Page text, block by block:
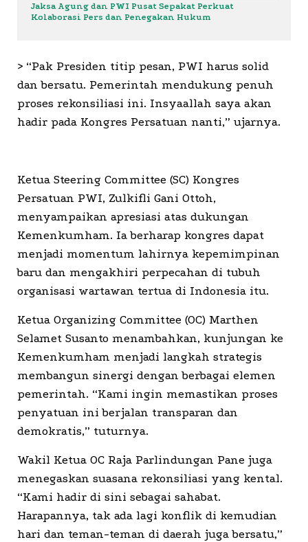
Jaksa Agung dan PWI Pusat Sepakat Perkuat
Kolaborasi Pers dan Penegakan Hukum
> “Pak Presiden titip pesan, PWI harus solid
dan bersatu. Pemerintah mendukung penuh
proses rekonsiliasi ini. Insyaallah saya akan
hadir pada Kongres Persatuan nanti,” ujarnya.
Ketua Steering Committee (SC) Kongres
Persatuan PWI, Zulkifli Gani Ottoh,
menyampaikan apresiasi atas dukungan
Kemenkumham. Ia berharap kongres dapat
menjadi momentum lahirnya kepemimpinan
baru dan mengakhiri perpecahan di tubuh
organisasi wartawan tertua di Indonesia itu.
Ketua Organizing Committee (OC) Marthen
Selamet Susanto menambahkan, kunjungan ke
Kemenkumham menjadi langkah strategis
membangun sinergi dengan berbagai elemen
pemerintah. “Kami ingin memastikan proses
penyatuan ini berjalan transparan dan
demokratis,” tuturnya.
Wakil Ketua OC Raja Parlindungan Pane juga
menegaskan suasana rekonsiliasi yang kental.
“Kami hadir di sini sebagai sahabat.
Harapannya, tak ada lagi konflik di kemudian
hari dan teman-teman di daerah juga bersatu,”